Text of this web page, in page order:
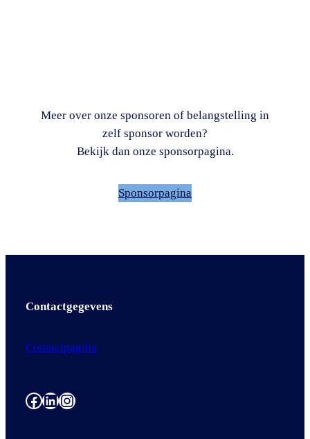
Meer over onze sponsoren of belangstelling in
zelf sponsor worden?
Bekijk dan onze sponsorpagina.
Sponsorpagina
Contactgegevens
Contactpagina
Facebook
LinkedIn
Instagram